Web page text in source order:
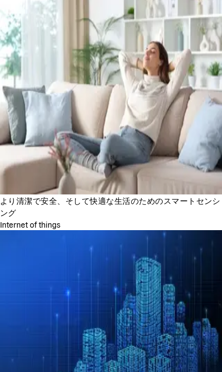
より清潔で安全、そして快適な生活のためのスマートセンシ
ング
Internet of things